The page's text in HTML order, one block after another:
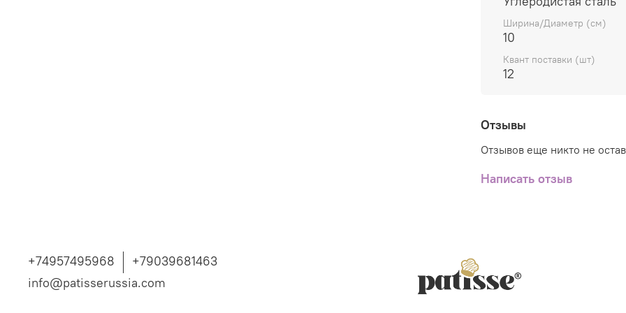
эксплуатации, что
пекарей и
Удобство,
максимально
Ширина/Диаметр (см)
10
Квант поставки (шт)
12
Отзывы
Отзывов еще никто не
Написать отзыв
+74957495968
+79039681463
info@patisserussia.com